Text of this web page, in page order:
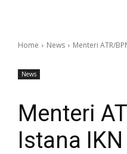
Home News Menteri ATR/
News
Menteri
Istana